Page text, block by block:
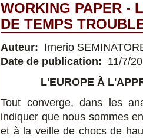
WORKING PAPER -
DE TEMPS
Auteur: Irnerio
Date de publication: 11/7/
L'EUROPE À
Tout converge, dans les
indiquer que nous sommes
et à la veille de chocs de